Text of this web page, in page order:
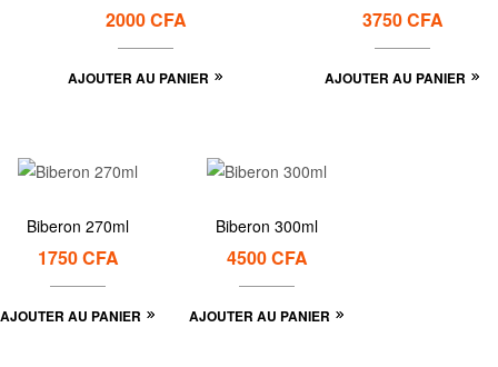
2000CFA
AJOUTER AU PANIER
3750CFA
AJOUTER AU PANIER
Biberon 270ml
1750CFA
AJOUTER AU PANIER
Biberon 300ml
4500CFA
AJOUTER AU PANIER